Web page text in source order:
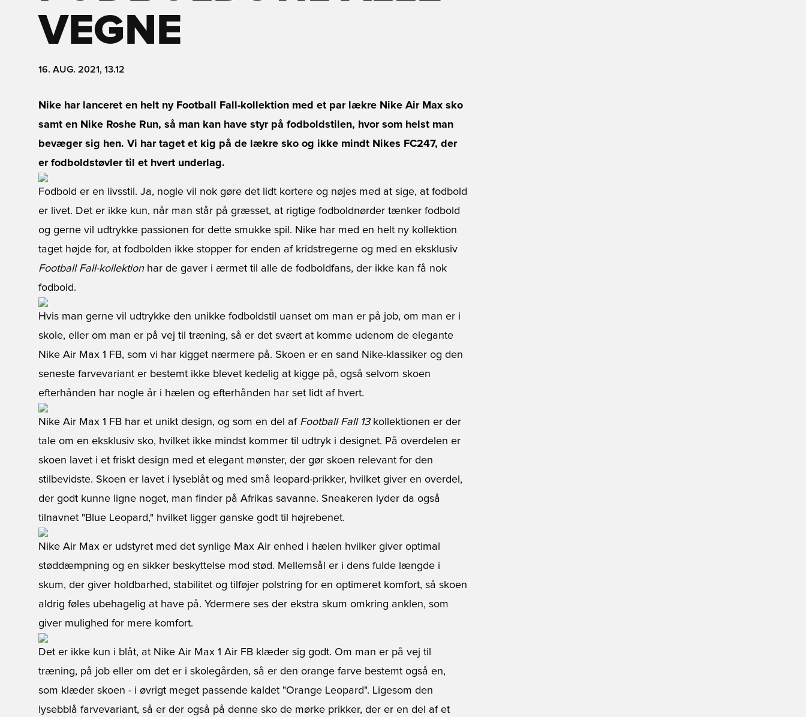
VEGNE
16. AUG. 2021, 13.12
Nike har lanceret en helt ny Football Fall-kollektion med et par lækre Nike Air Max sko
samt en Nike Roshe Run, så man kan have styr på fodboldstilen, hvor som helst man
bevæger sig hen. Vi har taget et kig på de lækre sko og ikke mindt Nikes FC247, der
er fodboldstøvler til et hvert underlag.
Fodbold er en livsstil. Ja, nogle vil nok gøre det lidt kortere og nøjes med at sige, at fodbold
er livet. Det er ikke kun, når man står på græsset, at rigtige fodboldnørder tænker fodbold
og gerne vil udtrykke passionen for dette smukke spil. Nike har med en helt ny kollektion
taget højde for, at fodbolden ikke stopper for enden af kridstregerne og med en eksklusiv
Football Fall-kollektionhar de gaver i ærmet til alle de fodboldfans, der ikke kan få nok
fodbold.
Hvis man gerne vil udtrykke den unikke fodboldstil uanset om man er på job, om man er i
skole, eller om man er på vej til træning, så er det svært at komme udenom de elegante
Nike Air Max 1 FB, som vi har kigget nærmere på. Skoen er en sand Nike-klassiker og den
seneste farvevariant er bestemt ikke blevet kedelig at kigge på, også selvom skoen
efterhånden har nogle år i hælen og efterhånden har set lidt af hvert.
Nike Air Max 1 FB har et unikt design, og som en del af Football Fall 13kollektionen er der
tale om en eksklusiv sko, hvilket ikke mindst kommer til udtryk i designet. På overdelen er
skoen lavet i et friskt design med et elegant mønster, der gør skoen relevant for den
stilbevidste. Skoen er lavet i lyseblåt og med små leopard-prikker, hvilket giver en overdel,
der godt kunne ligne noget, man finder på Afrikas savanne. Sneakeren lyder da også
tilnavnet "Blue Leopard," hvilket ligger ganske godt til højrebenet.
Nike Air Max er udstyret med det synlige Max Air enhed i hælen hvilker giver optimal
støddæmpning og en sikker beskyttelse mod stød. Mellemsål er i dens fulde længde i
skum, der giver holdbarhed, stabilitet og tilføjer polstring for en optimeret komfort, så skoen
aldrig føles ubehagelig at have på. Ydermere ses der ekstra skum omkring anklen, som
giver mulighed for mere komfort.
Det er ikke kun i blåt, at Nike Air Max 1 Air FB klæder sig godt. Om man er på vej til
træning, på job eller om det er i skolegården, så er den orange farve bestemt også en,
som klæder skoen - i øvrigt meget passende kaldet "Orange Leopard". Ligesom den
lysebblå farvevariant, så er der også på denne sko de mørke prikker, der er en del af et